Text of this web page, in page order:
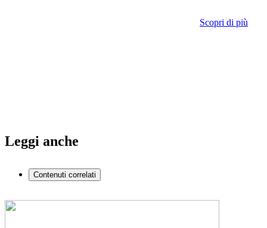
Scopri di più
Leggi anche
Contenuti correlati